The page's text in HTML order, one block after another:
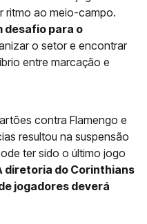
ritmo ao meio-campo.
desafio para o
o setor e encontrar
entre marcação e
contra Flamengo e
resultou na suspensão
ter sido o último jogo
diretoria do Corinthians
jogadores deverá